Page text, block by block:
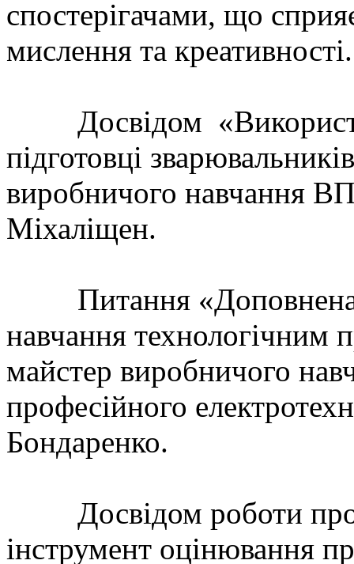
спостерігачами, що
мислення та креативності.
Досвідом
підготовці
виробничого навчання
Міхаліщен.
Питання «Доповнена
навчання технологічним
майстер виробничого
професійного
Бондаренко.
Досвідом роботи про
інструмент оцінювання